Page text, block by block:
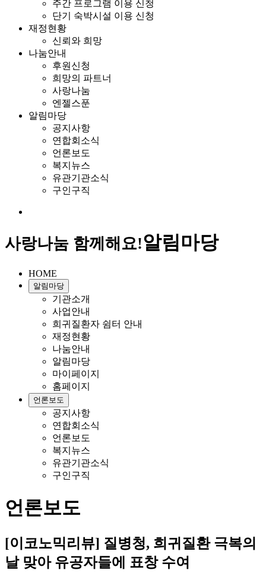
주간 프로그램 이용 신청
단기 숙박시설 이용 신청
재정현황
신뢰와 희망
나눔안내
후원신청
희망의 파트너
사랑나눔
엔젤스푼
알림마당
공지사항
연합회소식
언론보도
복지뉴스
유관기관소식
구인구직
사랑나눔 함께해요!알림마당
HOME
알림마당
기관소개
사업안내
희귀질환자 쉼터 안내
재정현황
나눔안내
알림마당
마이페이지
홈페이지
언론보도
공지사항
연합회소식
언론보도
복지뉴스
유관기관소식
구인구직
언론보도
[이코노믹리뷰] 질병청, 희귀질환 극복의
날 맞아 유공자들에 표창 수여